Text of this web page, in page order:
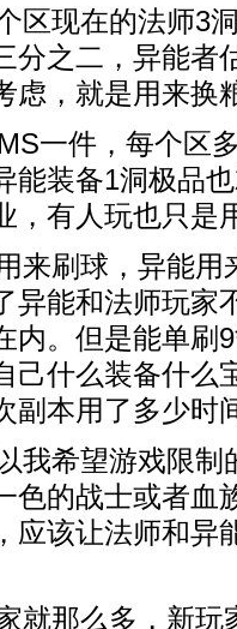
现在的法师3洞
分之二，异能者
虑，就是用来换
件，每个区多
能装备1洞极品
，有人玩也只是
来刷球，异能用
异能和法师玩家
内。但是能单刷
己什么装备什么
副本用了多少时
希望游戏限制
色的战士或者血
应该让法师和异
那么多，新玩